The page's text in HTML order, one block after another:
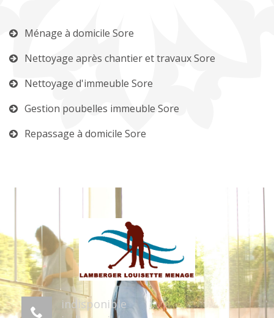
Ménage à domicile Sore
Nettoyage après chantier et travaux Sore
Nettoyage d'immeuble Sore
Gestion poubelles immeuble Sore
Repassage à domicile Sore
indisponible